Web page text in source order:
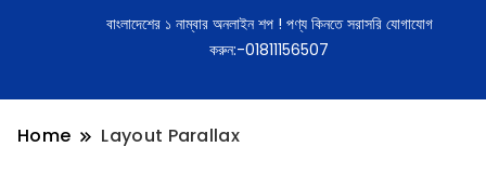
বাংলাদেশের ১ নাম্বার অনলাইন শপ ! পণ্য কিনতে সরাসরি যোগাযোগ
করুন:-01811156507
Home Layout Parallax